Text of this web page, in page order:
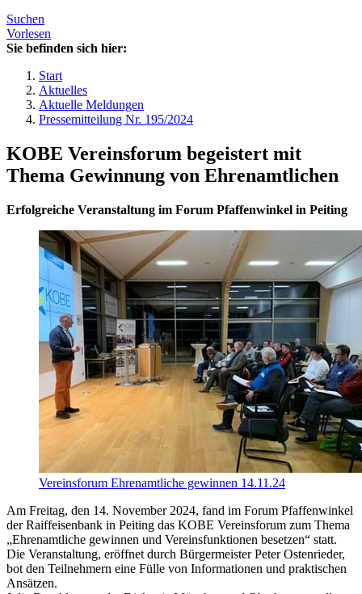
Suchen
Vorlesen
Sie befinden sich hier:
Start
Aktuelles
Aktuelle Meldungen
Pressemitteilung Nr. 195/2024
KOBE Vereinsforum begeistert mit
Thema Gewinnung von Ehrenamtlichen
Erfolgreiche Veranstaltung im Forum Pfaffenwinkel in Peiting
Vereinsforum Ehrenamtliche gewinnen 14.11.24
Am Freitag, den 14. November 2024, fand im Forum Pfaffenwinkel
der Raiffeisenbank in Peiting das KOBE Vereinsforum zum Thema
„Ehrenamtliche gewinnen und Vereinsfunktionen besetzen“ statt.
Die Veranstaltung, eröffnet durch Bürgermeister Peter Ostenrieder,
bot den Teilnehmern eine Fülle von Informationen und praktischen
Ansätzen.